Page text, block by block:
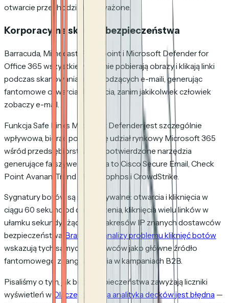
otwarcie przechodzi niezauważone.
Korporacyjne skanery bezpieczeństwa
Barracuda, Mimecast, Proofpoint i Microsoft Defender for
Office 365 wszystkie wstępnie pobierają obrazy i klikają linki
podczas skanowania przychodzących e-maili, generując
fantomowe otwarcia i kliknięcia, zanim jakikolwiek człowiek
zobaczy e-mail.
Funkcja Safe Links Microsoft Defender jest szczególnie
wpływowa, biorąc pod uwagę udział rynkowy Microsoft 365
wśród przedsiębiorstw. Inne potwierdzone narzędzia
generujące fałszywe otwarcia to Cisco Secure Email, Check
Point Avanan, Trend Micro, Sophos i CrowdStrike.
Sygnatury botów są przewidywalne: otwarcia i kliknięcia w
ciągu 60 sekund od dostarczenia, kliknięcia wielu linków w
ułamku sekundy i żądania z zakresów IP znanych dostawców
bezpieczeństwa. Branżowe analizy problemu kliknięć botów
wskazują tych samych dostawców jako główne źródło
fantomowego zaangażowania w kampaniach B2B.
Pisaliśmy o tym, jak boty bezpieczeństwa zawyżają liczniki
wyświetleń w Dlaczego Twoja analityka decków jest błędna —